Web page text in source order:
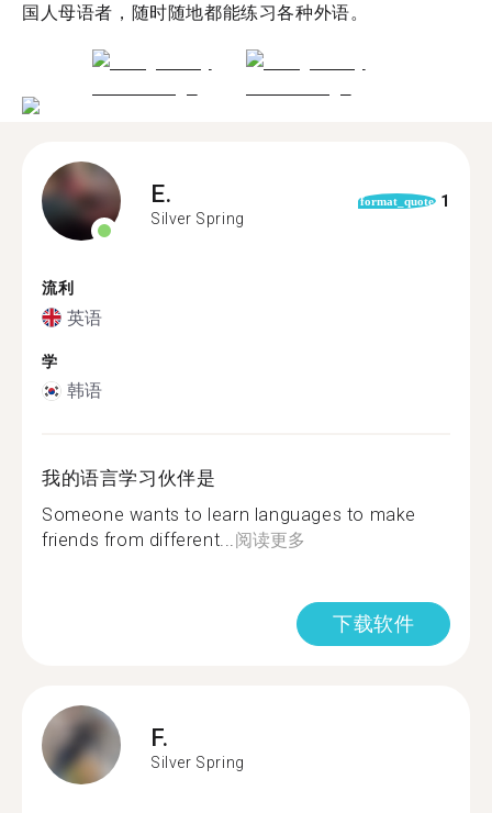
国人母语者，随时随地都能练习各种外语。
E.
Silver Spring
format_quote 1
流利
英语
学
韩语
我的语言学习伙伴是
Someone wants to learn languages to make
friends from different...阅读更多
下载软件
F.
Silver Spring